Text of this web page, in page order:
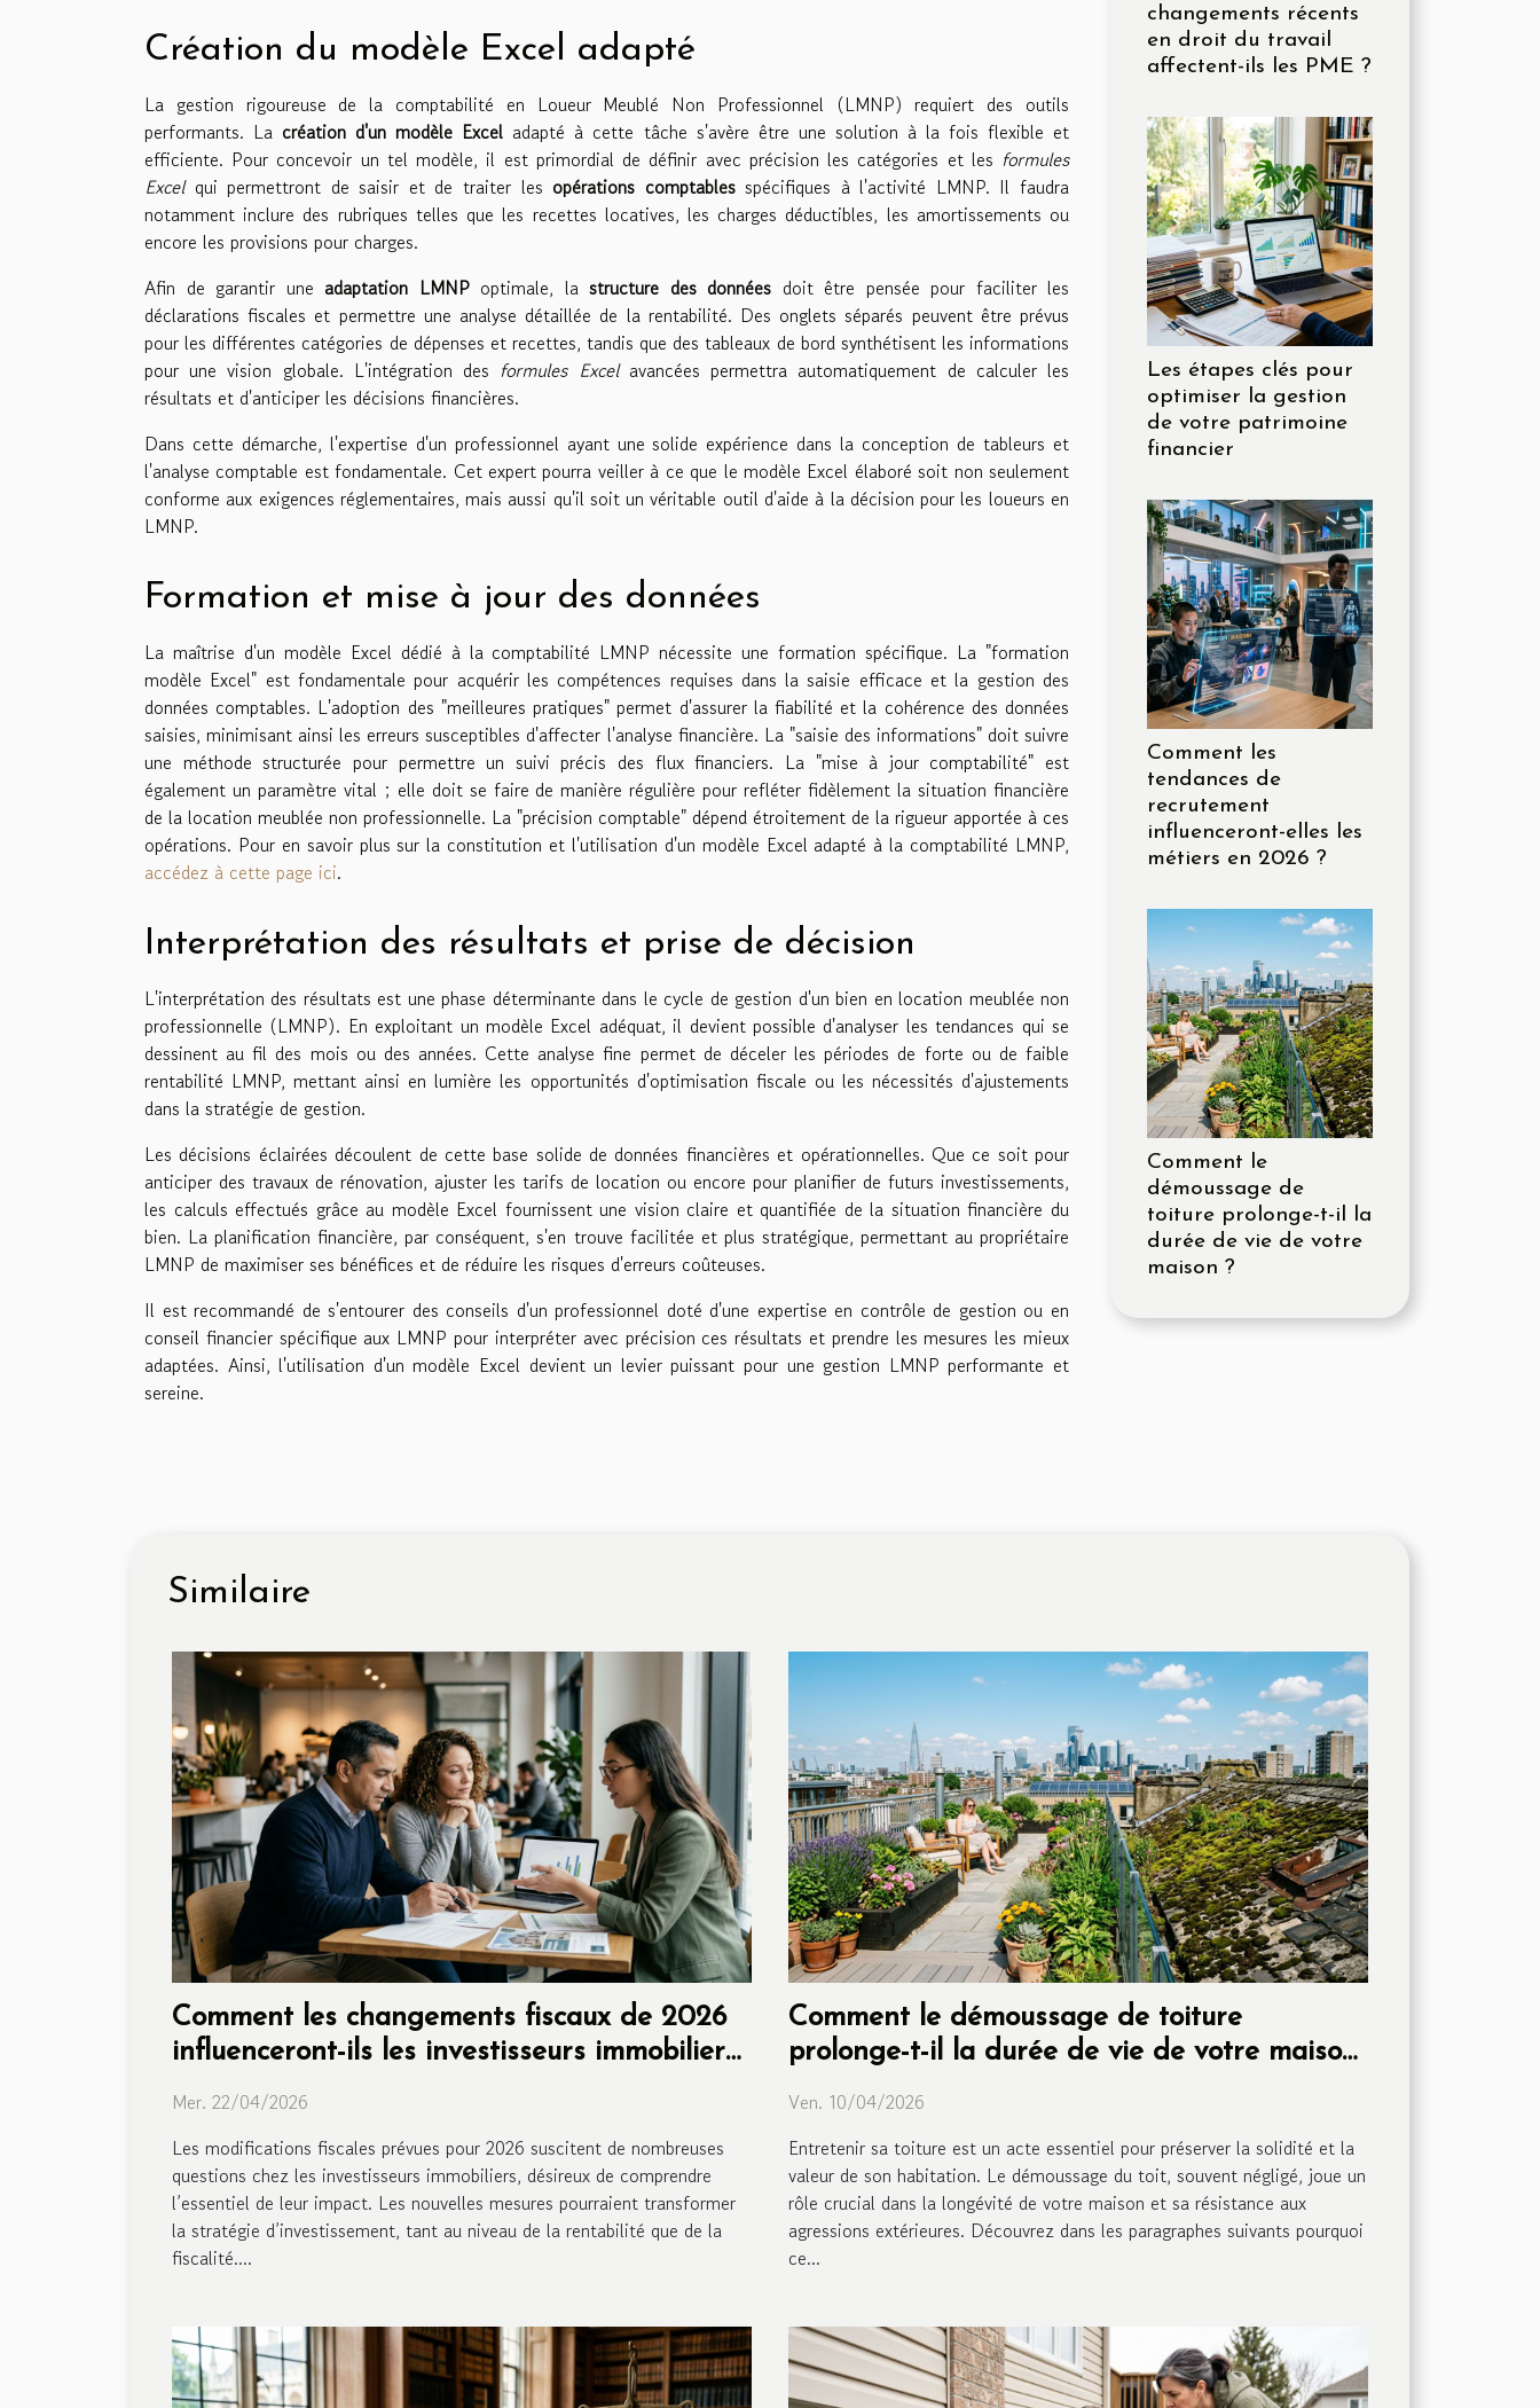
Création du modèle Excel adapté
La gestion rigoureuse de la comptabilité en Loueur Meublé Non Professionnel (LMNP) requiert des outils
performants. La création d'un modèle Excel adapté à cette tâche s'avère être une solution à la fois flexible et
efficiente. Pour concevoir un tel modèle, il est primordial de définir avec précision les catégories et les formules
Excelqui permettront de saisir et de traiter les opérations comptablesspécifiques à l'activité LMNP. Il faudra
notamment inclure des rubriques telles que les recettes locatives, les charges déductibles, les amortissements ou
encore les provisions pour charges.
Afin de garantir une adaptation LMNPoptimale, la structure des données doit être pensée pour faciliter les
déclarations fiscales et permettre une analyse détaillée de la rentabilité. Des onglets séparés peuvent être prévus
pour les différentes catégories de dépenses et recettes, tandis que des tableaux de bord synthétisent les informations
pour une vision globale. L'intégration des formules Excelavancées permettra automatiquement de calculer les
résultats et d'anticiper les décisions financières.
Dans cette démarche, l'expertise d'un professionnel ayant une solide expérience dans la conception de tableurs et
l'analyse comptable est fondamentale. Cet expert pourra veiller à ce que le modèle Excel élaboré soit non seulement
conforme aux exigences réglementaires, mais aussi qu'il soit un véritable outil d'aide à la décision pour les loueurs en
LMNP.
Formation et mise à jour des données
La maîtrise d'un modèle Excel dédié à la comptabilité LMNP nécessite une formation spécifique. La "formation
modèle Excel" est fondamentale pour acquérir les compétences requises dans la saisie efficace et la gestion des
données comptables. L'adoption des "meilleures pratiques" permet d'assurer la fiabilité et la cohérence des données
saisies, minimisant ainsi les erreurs susceptibles d'affecter l'analyse financière. La "saisie des informations" doit suivre
une méthode structurée pour permettre un suivi précis des flux financiers. La "mise à jour comptabilité" est
également un paramètre vital ; elle doit se faire de manière régulière pour refléter fidèlement la situation financière
de la location meublée non professionnelle. La "précision comptable" dépend étroitement de la rigueur apportée à ces
opérations. Pour en savoir plus sur la constitution et l'utilisation d'un modèle Excel adapté à la comptabilité LMNP,
accédez à cette page ici.
Interprétation des résultats et prise de décision
L'interprétation des résultats est une phase déterminante dans le cycle de gestion d'un bien en location meublée non
professionnelle (LMNP). En exploitant un modèle Excel adéquat, il devient possible d'analyser les tendances qui se
dessinent au fil des mois ou des années. Cette analyse fine permet de déceler les périodes de forte ou de faible
rentabilité LMNP, mettant ainsi en lumière les opportunités d'optimisation fiscale ou les nécessités d'ajustements
dans la stratégie de gestion.
Les décisions éclairées découlent de cette base solide de données financières et opérationnelles. Que ce soit pour
anticiper des travaux de rénovation, ajuster les tarifs de location ou encore pour planifier de futurs investissements,
les calculs effectués grâce au modèle Excel fournissent une vision claire et quantifiée de la situation financière du
bien. La planification financière, par conséquent, s'en trouve facilitée et plus stratégique, permettant au propriétaire
LMNP de maximiser ses bénéfices et de réduire les risques d'erreurs coûteuses.
Il est recommandé de s'entourer des conseils d'un professionnel doté d'une expertise en contrôle de gestion ou en
conseil financier spécifique aux LMNP pour interpréter avec précision ces résultats et prendre les mesures les mieux
adaptées. Ainsi, l'utilisation d'un modèle Excel devient un levier puissant pour une gestion LMNP performante et
sereine.
changements récents
en droit du travail
affectent-ils les PME ?
Les étapes clés pour
optimiser la gestion
de votre patrimoine
financier
Comment les
tendances de
recrutement
influenceront-elles les
métiers en 2026 ?
Comment le
démoussage de
toiture prolonge-t-il la
durée de vie de votre
maison ?
Similaire
Comment les changements fiscaux de 2026
influenceront-ils les investisseurs immobiliers
Mer. 22/04/2026
Les modifications fiscales prévues pour 2026 suscitent de nombreuses
questions chez les investisseurs immobiliers, désireux de comprendre
l’essentiel de leur impact. Les nouvelles mesures pourraient transformer
la stratégie d’investissement, tant au niveau de la rentabilité que de la
fiscalité....
Comment le démoussage de toiture
prolonge-t-il la durée de vie de votre maison
Ven. 10/04/2026
Entretenir sa toiture est un acte essentiel pour préserver la solidité et la
valeur de son habitation. Le démoussage du toit, souvent négligé, joue un
rôle crucial dans la longévité de votre maison et sa résistance aux
agressions extérieures. Découvrez dans les paragraphes suivants pourquoi
ce...